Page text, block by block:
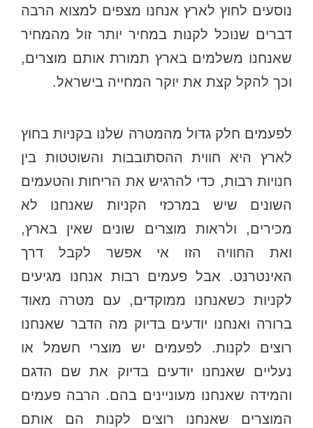
נוסעים לחוץ לארץ אנחנו מצפים למצוא הרבה
דברים שנוכל לקנות במחיר יותר זול מהמחיר
שאנחנו משלמים בארץ תמורת אותם מוצרים,
וכך להקל קצת את יוקר המחייה בישראל.
לפעמים חלק גדול מהמטרה שלנו בקניות בחוץ
לארץ היא חווית ההסתובבות והשוטטות בין
חנויות רבות, כדי להרגיש את הריחות והטעמים
השונים שיש במרכזי הקניות שאנחנו לא
מכירים, ולראות מוצרים שונים שאין בארץ,
ואת החוויה הזו אי אפשר לקבל דרך
האינטרנט. אבל פעמים רבות אנחנו מגיעים
לקניות כשאנחנו ממוקדים, עם מטרה מאוד
ברורה ואנחנו יודעים בדיוק מה הדבר שאנחנו
רוצים לקנות. לפעמים יש מוצרי חשמל או
נעליים שאנחנו יודעים בדיוק את שם הדגם
והמידה שאנחנו מעוניינים בהם. הרבה פעמים
המוצרים שאנחנו רוצים לקנות הם אותם